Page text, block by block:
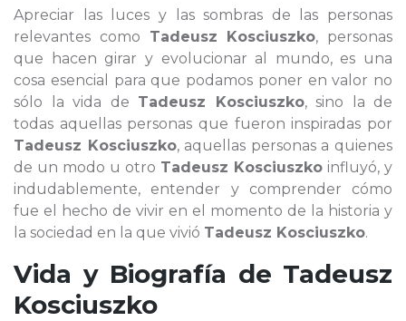
Apreciar las luces y las sombras de las personas
relevantes como Tadeusz Kosciuszko, personas
que hacen girar y evolucionar al mundo, es una
cosa esencial para que podamos poner en valor no
sólo la vida de Tadeusz Kosciuszko, sino la de
todas aquellas personas que fueron inspiradas por
Tadeusz Kosciuszko, aquellas personas a quienes
de un modo u otro Tadeusz Kosciuszko influyó, y
indudablemente, entender y comprender cómo
fue el hecho de vivir en el momento de la historia y
la sociedad en la que vivió Tadeusz Kosciuszko.
Vida y Biografía de Tadeusz
Kosciuszko